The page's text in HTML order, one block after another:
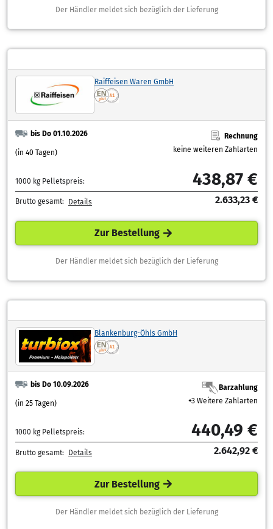
Der Händler meldet sich bezüglich der Lieferung
Raiffeisen Waren GmbH
bis Do 01.10.2026
(in 40 Tagen)
Rechnung
keine weiteren Zahlarten
1000 kg Pelletspreis: 438,87 €
Brutto gesamt: Details 2.633,23 €
Zur Bestellung
Der Händler meldet sich bezüglich der Lieferung
Blankenburg-Öhls GmbH
bis Do 10.09.2026
(in 25 Tagen)
Barzahlung
+3 Weitere Zahlarten
1000 kg Pelletspreis: 440,49 €
Brutto gesamt: Details 2.642,92 €
Zur Bestellung
Der Händler meldet sich bezüglich der Lieferung